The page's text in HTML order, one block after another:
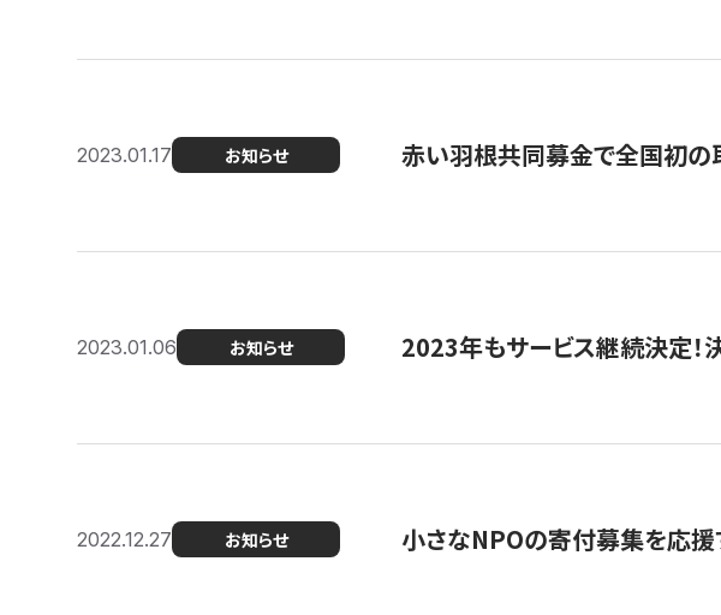
2023.01.17 お知らせ 赤い羽根共同募金で全国初の
2023.01.06 お知らせ 2023年もサービス継続決定！
2022.12.27 お知らせ 小さなNPOの寄付募集を応援